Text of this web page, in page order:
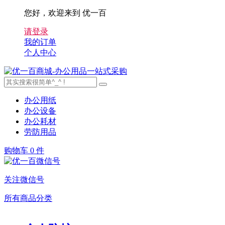
您好，欢迎来到 优一百
请登录
我的订单
个人中心
办公用纸
办公设备
办公耗材
劳防用品
购物车 0 件
关注微信号
所有商品分类